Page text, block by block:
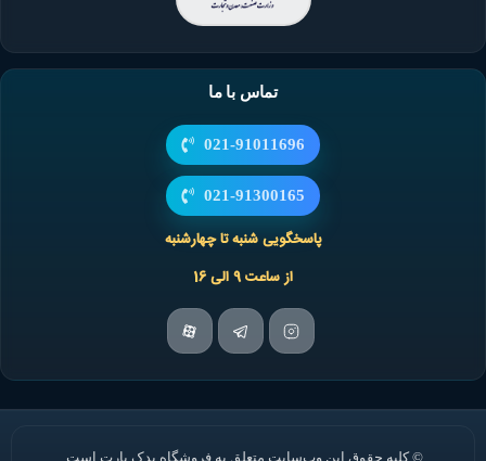
تماس با ما
021-91011696
021-91300165
پاسخگویی شنبه تا چهارشنبه
از ساعت 9 الی 16